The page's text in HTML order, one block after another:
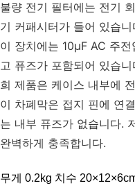
불량 전기 필터에는 전기
기 커패시터가 들어 있습니
이 장치에는 10μF AC 주
고 퓨즈가 포함되어 있습
희 제품은 케이스 내부에
이 차폐막은 접지 핀에 연
는 내부 퓨즈가 없습니다.
완벽하게 충족합니다.
무게 0.2kg 치수